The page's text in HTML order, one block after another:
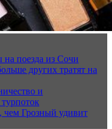
на поезда из Сочи
других тратят на
и
чем Грозный удивит